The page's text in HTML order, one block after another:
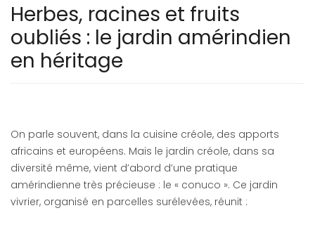
Herbes, racines et fruits
oubliés : le jardin amérindien
en héritage
On parle souvent, dans la cuisine créole, des apports
africains et européens. Mais le jardin créole, dans sa
diversité même, vient d’abord d’une pratique
amérindienne très précieuse : le « conuco ». Ce jardin
vivrier, organisé en parcelles surélevées, réunit :